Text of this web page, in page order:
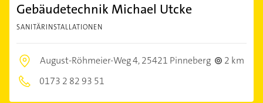
Gebäudetechnik Michael Utcke
SANITÄRINSTALLATIONEN
August-Röhmeier-Weg 4,25421 Pinneberg
2 km
0173 2 82 93 51